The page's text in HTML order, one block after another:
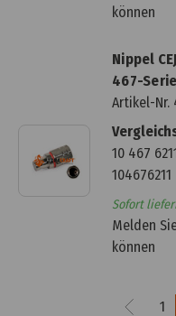
können
Nippel
467-
Artikel-Nr.
10 467
104676211
Sofort
Melden
können
1